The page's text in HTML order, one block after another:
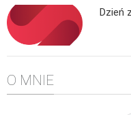
Dzień
O MNIE